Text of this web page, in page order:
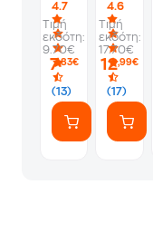
σωστά
ορθογραφία
Ε'
δημοτικού
4.7
(13)
Τιμή
εκδότη:
9.70€
7,83€
4.6
(17)
Τιμή
εκδότη:
17.70€
12,99€